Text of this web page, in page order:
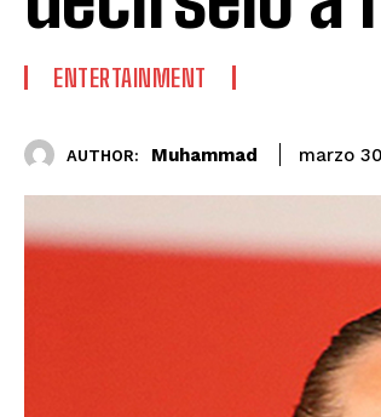
ENTERTAINMENT
AUTHOR: Muhammad marzo